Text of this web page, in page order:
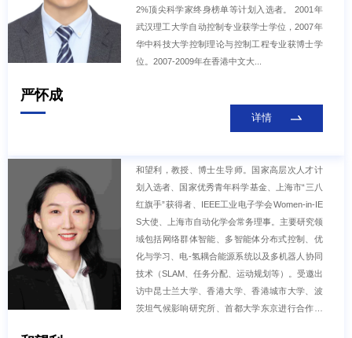
2%顶尖科学家终身榜单等计划入选者。 2001年
武汉理工大学自动控制专业获学士学位，2007年
华中科技大学控制理论与控制工程专业获博士学
位。2007-2009年在香港中文大...
严怀成
详情
和望利，教授、博士生导师。国家高层次人才计
划入选者、国家优秀青年科学基金、上海市“三八
红旗手”获得者、IEEE工业电子学会Women-in-IE
S大使、上海市自动化学会常务理事。主要研究领
域包括网络群体智能、多智能体分布式控制、优
化与学习、电-氢耦合能源系统以及多机器人协同
技术（SLAM、任务分配、运动规划等）。受邀出
访中昆士兰大学、香港大学、香港城市大学、波
茨坦气候影响研究所、首都大学东京进行合作研